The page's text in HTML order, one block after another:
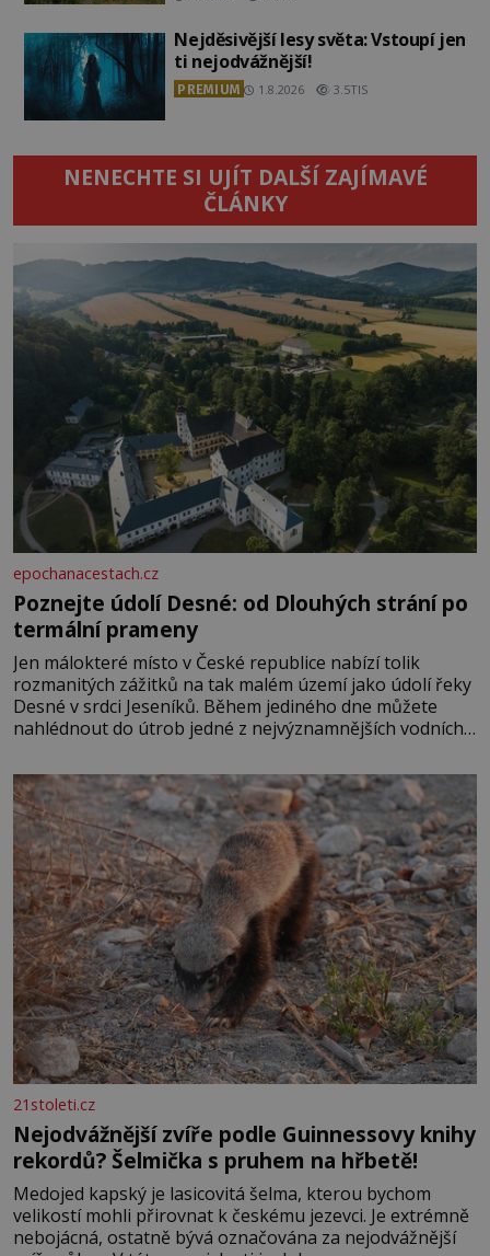
Nejděsivější lesy světa: Vstoupí jen
ti nejodvážnější!
PREMIUM 1.8.2026 3.5TIS
NENECHTE SI UJÍT DALŠÍ ZAJÍMAVÉ
ČLÁNKY
epochanacestach.cz
Poznejte údolí Desné: od Dlouhých strání po
termální prameny
Jen málokteré místo v České republice nabízí tolik
rozmanitých zážitků na tak malém území jako údolí řeky
Desné v srdci Jeseníků. Během jediného dne můžete
nahlédnout do útrob jedné z nejvýznamnějších vodních
se na koloběžce a den zakončit poznáváním památek ve
Velkých Losinách nebo v termálním
21stoleti.cz
Nejodvážnější zvíře podle Guinnessovy knihy
rekordů? Šelmička s pruhem na hřbetě!
Medojed kapský je lasicovitá šelma, kterou bychom
velikostí mohli přirovnat k českému jezevci. Je extrémně
nebojácná, ostatně bývá označována za nejodvážnější